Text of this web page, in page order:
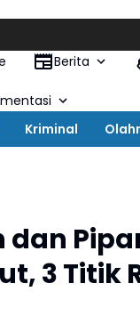
Berita
Kriminal
dan
3 Titik